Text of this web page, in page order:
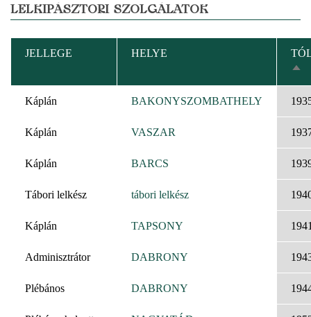
LELKIPÁSZTORI SZOLGÁLATOK
JELLEGE HELYE
Káplán
BAKONYSZOMBATHELY
Káplán VASZAR
Káplán BARCS
Tábori lelkész tábori lelkész
Káplán TAPSONY
Adminisztrátor DABRONY
Plébános DABRONY